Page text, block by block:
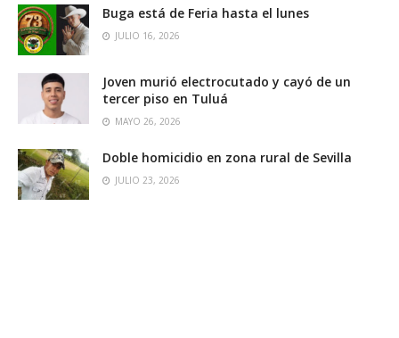
Buga está de Feria hasta el lunes
JULIO 16, 2026
Joven murió electrocutado y cayó de un
tercer piso en Tuluá
MAYO 26, 2026
Doble homicidio en zona rural de Sevilla
JULIO 23, 2026